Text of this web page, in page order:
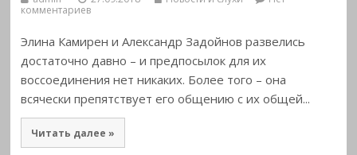
комментариев
Элина Камирен и Александр Задойнов развелись
достаточно давно – и предпосылок для их
воссоединения нет никаких. Более того – она
всячески препятствует его общению с их общей...
Читать далее »